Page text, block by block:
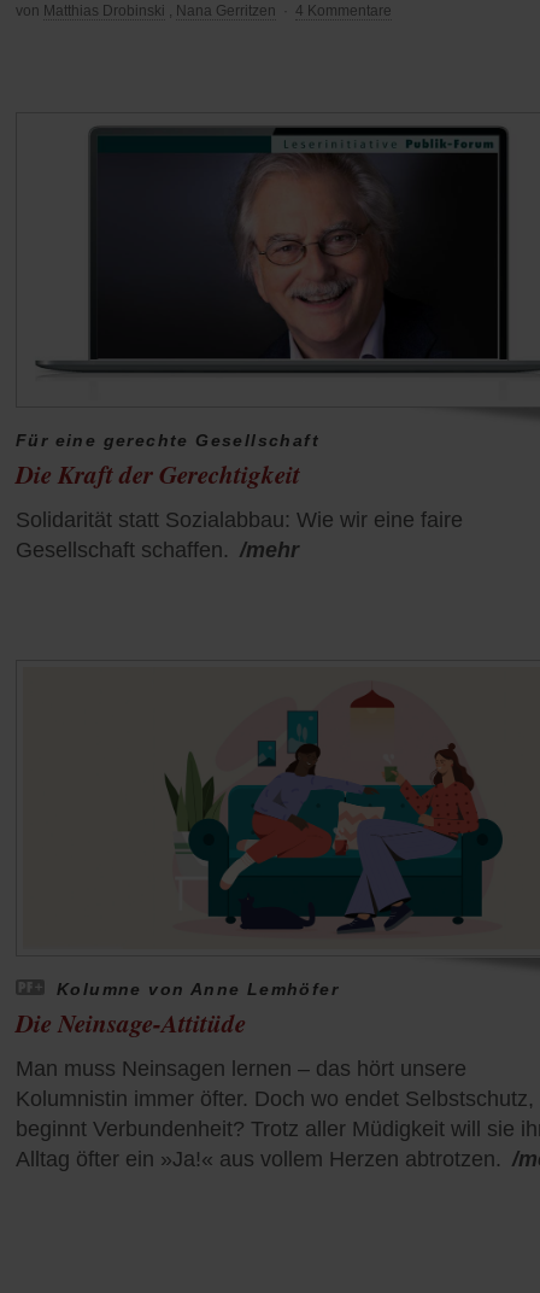
von Matthias Drobinski Nana Gerritzen 4 Kommentare
Für eine gerechte Gesellschaft
Die Kraft der Gerechtigkeit
Solidarität statt Sozialabbau: Wie wir eine faire
Gesellschaft schaffen. /mehr
Kolumne von Anne Lemhöfer
Die Neinsage-Attitüde
Man muss Neinsagen lernen – das hört unsere
Kolumnistin immer öfter. Doch wo endet Selbstschutz,
beginnt Verbundenheit? Trotz aller Müdigkeit will sie
Alltag öfter ein »Ja!« aus vollem Herzen abtrotzen. /